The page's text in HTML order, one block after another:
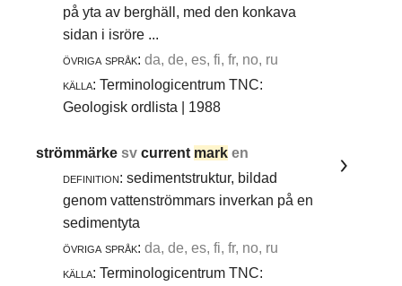
på yta av berghäll, med den konkava
sidan i isröre ...
övriga språk: da, de, es, fi, fr, no, ru
källa: Terminologicentrum TNC:
Geologisk ordlista | 1988
strömmärkesvcurrent mark en
definition: sedimentstruktur, bildad
genom vattenströmmars inverkan på en
sedimentyta
övriga språk: da, de, es, fi, fr, no, ru
källa: Terminologicentrum TNC: